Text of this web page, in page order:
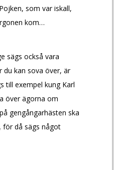
som var iskall,
kom…
sägs också vara
du kan sova över, är
till exempel kung Karl
över ägorna om
gengångarhästen ska
för då sägs något